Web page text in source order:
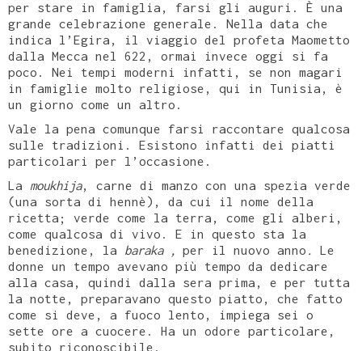
per stare in famiglia, farsi gli auguri. È una
grande celebrazione generale. Nella data che
indica l’Egira, il viaggio del profeta Maometto
dalla Mecca nel 622, ormai invece oggi si fa
poco. Nei tempi moderni infatti, se non magari
in famiglie molto religiose, qui in Tunisia, è
un giorno come un altro.
Vale la pena comunque farsi raccontare qualcosa
sulle tradizioni. Esistono infatti dei piatti
particolari per l’occasione.
La moukhija, carne di manzo con una spezia verde
(una sorta di hennè), da cui il nome della
ricetta; verde come la terra, come gli alberi,
come qualcosa di vivo. E in questo sta la
benedizione, la baraka , per il nuovo anno .
Le
donne un tempo avevano più tempo da dedicare
alla casa, quindi dalla sera prima, e per tutta
la notte, preparavano questo piatto, che fatto
come si deve, a fuoco lento, impiega sei o
sette ore a cuocere. Ha un odore particolare,
subito riconoscibile.